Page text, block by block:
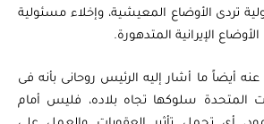
تردى الأوضاع المعيشية، وإخلاء مسئولية
الإيرانية المتدهورة.
ما أشار إليه الرئيس روحانى بأنه فى
المتحدة سلوكها تجاه بلاده، فليس أمام